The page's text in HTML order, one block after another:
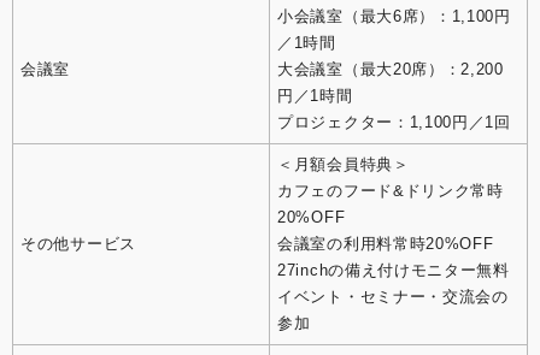
会議室
小会議室（最大6席）：1,100円
／1時間
大会議室（最大20席）：2,200
円／1時間
プロジェクター：1,100円／1回
その他サービス
＜月額会員特典＞
カフェのフード&ドリンク常時
20%OFF
会議室の利用料常時20%OFF
27inchの備え付けモニター無料
イベント・セミナー・交流会の
参加